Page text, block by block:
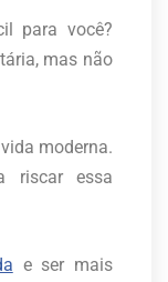
para você?
mas não
moderna.
riscar essa
e ser mais